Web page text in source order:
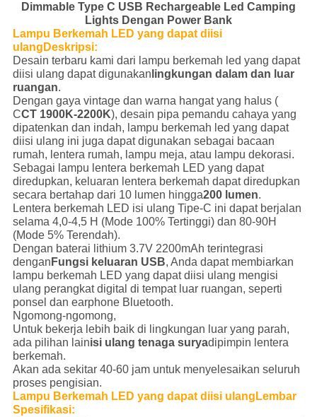
Dimmable Type C USB Rechargeable Led Camping
Lights Dengan Power Bank
Lampu Berkemah LED yang dapat diisi
ulang Deskripsi:
Desain terbaru kami dari lampu berkemah led yang dapat
diisi ulang dapat digunakan lingkungan dalam dan luar
ruangan.
Dengan gaya vintage dan warna hangat yang halus (
CCT 1900K-2200K), desain pipa pemandu cahaya yang
dipatenkan dan indah, lampu berkemah led yang dapat
diisi ulang ini juga dapat digunakan sebagai bacaan
rumah, lentera rumah, lampu meja, atau lampu dekorasi.
Sebagai lampu lentera berkemah LED yang dapat
diredupkan, keluaran lentera berkemah dapat diredupkan
secara bertahap dari 10 lumen hingga200 lumen.
Lentera berkemah LED isi ulang Tipe-C ini dapat berjalan
selama 4,0-4,5 H (Mode 100% Tertinggi) dan 80-90H
(Mode 5% Terendah).
Dengan baterai lithium 3.7V 2200mAh terintegrasi
dengan Fungsi keluaran USB, Anda dapat membiarkan
lampu berkemah LED yang dapat diisi ulang mengisi
ulang perangkat digital di tempat luar ruangan, seperti
ponsel dan earphone Bluetooth.
Ngomong-ngomong,
Untuk bekerja lebih baik di lingkungan luar yang parah,
ada pilihan lainisi ulang tenaga suryadipimpin lentera
berkemah.
Akan ada sekitar 40-60 jam untuk menyelesaikan seluruh
proses pengisian.
Lampu Berkemah LED yang dapat diisi ulang Lembar
Spesifikasi: